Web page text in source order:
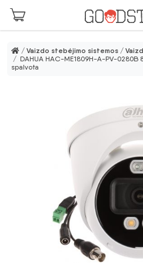
Pereiti prie pagrindinio turinio
/ Vaizdo stebėjimo sistemos /
/ DAHUA HAC-ME1809H-A-PV-0280B
spalvota